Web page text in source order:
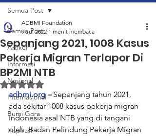
Semua Post
Artikel
Informasi
Nasional
Internasional
Bumi Gora
Inspirasi
Semua Post
Sepanjang 2021, 1008 Kasus
Pekerja Migran Terlapor Di
BP2MI NTB
ADBMI Foundation
9 Jul 2022 1 menit membaca
Dinilai NaN dari 5 bintang.
adbmi.org – Sepanjang tahun 2021,
ada sekitar 1008 kasus pekerja migran
Indonesia asal NTB yang di tangani
oleh  Badan Pelindung Pekerja Migran